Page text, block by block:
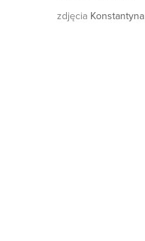
zdjęciaKonstantyna